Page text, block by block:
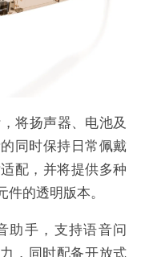
将扬声器、电池及
同时保持日常佩戴
配，并将提供多种
的透明版本。
助手，支持语音问
，同时配备开放式